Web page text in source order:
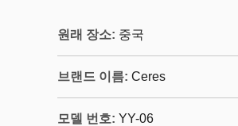
원래 장소: 중국
브랜드 이름: Ceres
모델 번호: YY-06